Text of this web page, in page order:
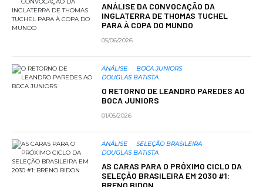
ANÁLISE DA CONVOCAÇÃO DA
INGLATERRA DE THOMAS TUCHEL
PARA À COPA DO MUNDO
05/06/2026
ANÁLISE
BOCA JUNIORS
DOUGLAS BATISTA
O RETORNO DE LEANDRO PAREDES AO
BOCA JUNIORS
01/05/2026
ANÁLISE
SELEÇÃO BRASILEIRA
DOUGLAS BATISTA
AS CARAS PARA O PRÓXIMO CICLO DA
SELEÇÃO BRASILEIRA EM 2030 #1:
BRENO BIDON